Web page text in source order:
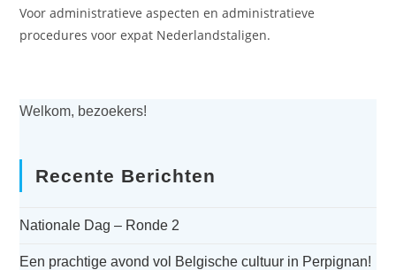
Voor administratieve aspecten en administratieve
procedures voor expat Nederlandstaligen.
Welkom, bezoekers!
Recente Berichten
Nationale Dag – Ronde 2
Een prachtige avond vol Belgische cultuur in Perpignan!